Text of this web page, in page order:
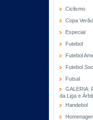
Ciclismo
Copa
Especial
Futebol
Futebol
Futebol
Futsal
GALERIA:
da Liga e
Handebol